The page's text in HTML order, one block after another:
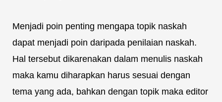
Menjadi poin penting mengapa topik naskah
dapat menjadi poin daripada penilaian naskah.
Hal tersebut dikarenakan dalam menulis naskah
maka kamu diharapkan harus sesuai dengan
tema yang ada, bahkan dengan topik maka editor